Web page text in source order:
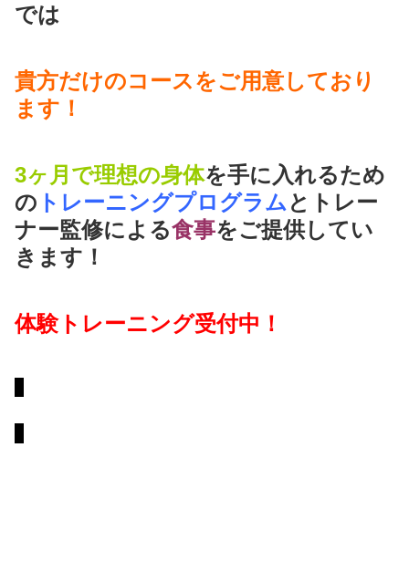
では
貴方だけのコースをご用意しており
ます！
3ヶ月で理想の身体を手に入れるため
の トレーニングプログラム とトレー
ナー監修による食事をご提供してい
きます！
体験トレーニング受付中！